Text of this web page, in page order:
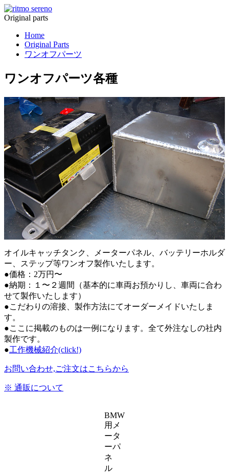
Original parts
Home
Original Parts
ワンオフパーツ
ワンオフパーツ各種
オイルキャッチタンク、メーターパネル、バッテリーホルダ
ー、ステップ等ワンオフ製作いたします。
●価格：2万円〜
●納期：１〜２週間（基本的に車両お預かりし、車両に合わ
せて製作いたします）
●こだわりの溶接、製作方法にてオーダーメイドいたしま
す。
●ここに掲載のものは一例になります。全て外注なしの社内
製作です。
●工作機械紹介(click!)
お問い合わせ,ご注文はこちらから
※ 通販について
BMW
用メ
ータ
ーパ
ネ
ル